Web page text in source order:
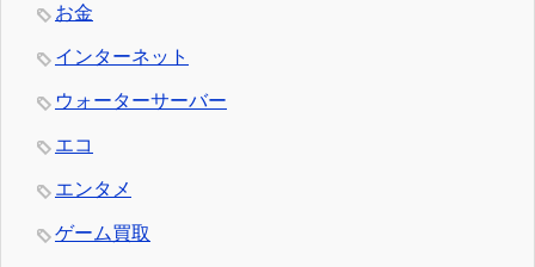
お金
インターネット
ウォーターサーバー
エコ
エンタメ
ゲーム買取